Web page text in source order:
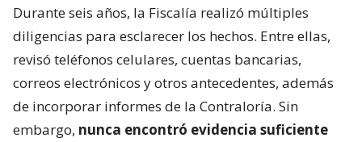
Durante seis años, la Fiscalía realizó múltiples
diligencias para esclarecer los hechos. Entre ellas,
revisó teléfonos celulares, cuentas bancarias,
correos electrónicos y otros antecedentes, además
de incorporar informes de la Contraloría. Sin
embargo, nunca encontró evidencia suficiente